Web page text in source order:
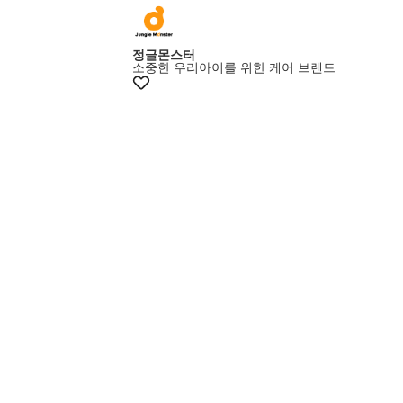
+15% 쿠폰
정글몬스터
소중한 우리아이를 위한 케어 브랜드